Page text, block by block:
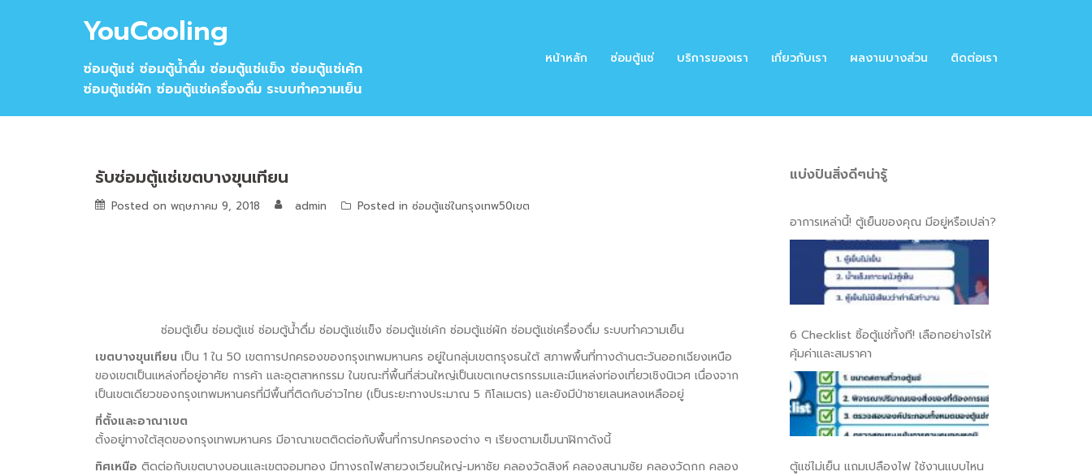
YouCooling
ซ่อมตู้แช่ ซ่อมตู้น้ำดื่ม ซ่อมตู้แช่แข็ง ซ่อมตู้แช่เค้ก
ซ่อมตู้แช่ผัก ซ่อมตู้แช่เครื่องดื่ม ระบบทำความเย็น
หน้าหลัก ซ่อมตู้แช่ บริการของเรา เกี่ยวกับเรา ผลงานบางส่วน ติดต่อเรา
รับซ่อมตู้แช่เขตบางขุนเทียน
Posted on พฤษภาคม 9, 2018 admin Posted in ซ่อมตู้แช่ในกรุงเทพ50เขต
ซ่อมตู้เย็น ซ่อมตู้แช่ ซ่อมตู้น้ำดื่ม ซ่อมตู้แช่แข็ง ซ่อมตู้แช่เค้ก ซ่อมตู้แช่ผัก ซ่อมตู้แช่เครื่องดื่ม ระบบทำความเย็น
เขตบางขุนเทียน เป็น 1 ใน 50 เขตการปกครองของกรุงเทพมหานคร อยู่ในกลุ่มเขตกรุงธนใต้ สภาพพื้นที่ทางด้านตะวันออกเฉียงเหนือ
ของเขตเป็นแหล่งที่อยู่อาศัย การค้า และอุตสาหกรรม ในขณะที่พื้นที่ส่วนใหญ่เป็นเขตเกษตรกรรมและมีแหล่งท่องเที่ยวเชิงนิเวศ เนื่องจาก
เป็นเขตเดียวของกรุงเทพมหานครที่มีพื้นที่ติดกับอ่าวไทย (เป็นระยะทางประมาณ 5 กิโลเมตร) และยังมีป่าชายเลนหลงเหลืออยู่
ที่ตั้งและอาณาเขต
ตั้งอยู่ทางใต้สุดของกรุงเทพมหานคร มีอาณาเขตติดต่อกับพื้นที่การปกครองต่าง ๆ เรียงตามเข็มนาฬิกาดังนี้
ทิศเหนือ ติดต่อกับเขตบางบอนและเขตจอมทอง มีทางรถไฟสายวงเวียนใหญ่-มหาชัย คลองวัดสิงห์ คลองสนามชัย คลองวัดกก คลอง
แบ่งปันสิ่งดีๆน่ารู้
อาการเหล่านี้! ตู้เย็นของคุณ มีอยู่หรือเปล่า?
6 Checklist ซิ้อตู้แช่ทั้งที! เลือกอย่างไรให้
คุ้มค่าและสมราคา
ตู้แช่ไม่เย็น แถมเปลืองไฟ ใช้งานแบบไหน